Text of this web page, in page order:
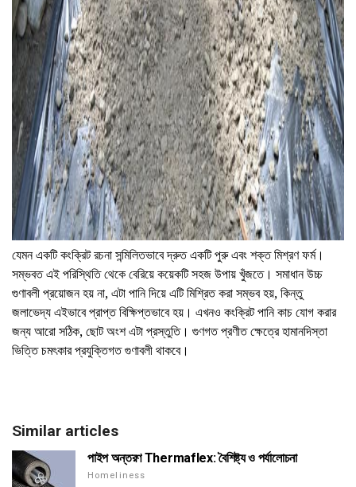
যেমন একটি কংক্রিট রচনা সন্মিলিতভাবে দ্রুত একটি পুরু এবং শক্ত মিশ্রণ ফর্ম।
সম্ভবত এই পরিস্থিতি থেকে বেরিয়ে কয়েকটি সহজ উপায় খুঁজতে। সমাধান উচ্চ
গুণাবলী প্রয়োজন হয় না, এটা পানি দিয়ে এটি মিশ্রিত করা সম্ভব হয়, কিন্তু
জলাভেদ্য এইভাবে প্রাপ্ত বিক্ষিপ্তভাবে হয়। এখনও কংক্রিট পানি কাচ যোগ করার
জন্য আরো সঠিক, ছোট অংশ এটা প্রস্তুতি। গুণগত প্রণীত ক্ষেত্রে হামানদিস্তা
ভিত্তি চমৎকার প্রযুক্তিগত গুণাবলী থাকবে।
Similar articles
পাইপ অন্তরণ Thermaflex: বৈশিষ্ট্য ও পর্যালোচনা
Homeliness